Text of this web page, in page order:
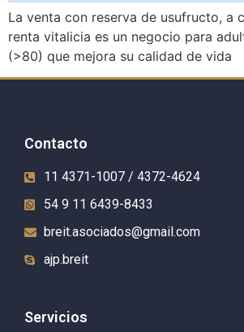
La venta con reserva de usufructo, a
renta vitalicia es un negocio para
(>80) que mejora su calidad de vida
Contacto
11 4371-1007 / 4372-4624
54 9 11 6439-8433
breit.asociados@gmail.com
ajp.breit
Servicios